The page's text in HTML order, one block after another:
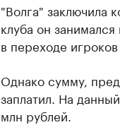
"Волга" заключила
клуба он
в переходе
Однако сумму,
заплатил. На
млн рублей.